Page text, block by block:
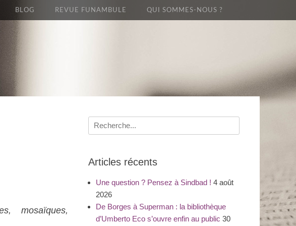
BLOG REVUE FUNAMBULE QUI SOMMES-NOUS ?
mosaïques,
Recherche
pour
Articles récents
Une question ? Pensez à Sindbad ! 4 août
2026
De Borges à Superman : la bibliothèque
d’Umberto Eco s’ouvre enfin au public 30